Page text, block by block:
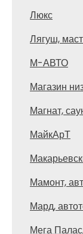
Люкс
Лягуш,
М-АВТО
Магазин
Магнат,
МайкАрТ
Мамонт,
Мард,
Мега